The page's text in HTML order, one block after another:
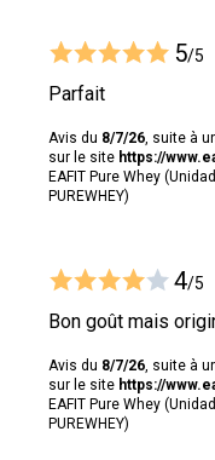
5/5
Parfait
Avis du 8/7/26 , suite à
sur le site https://
EAFIT Pure Whey
PUREWHEY)
4/5
Bon goût mais
Avis du 8/7/26 , suite à
sur le site https://
EAFIT Pure Whey
PUREWHEY)